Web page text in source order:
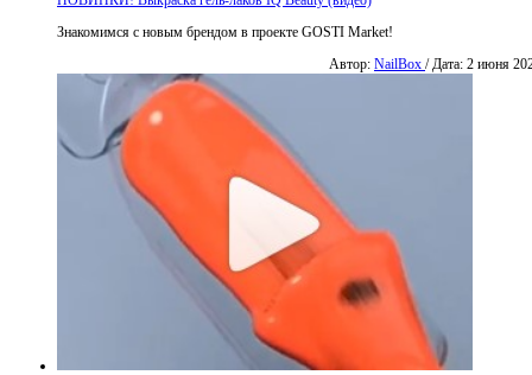
Знакомимся с новым брендом в проекте GOSTI Market!
Автор: NailBox / Дата: 2 июня